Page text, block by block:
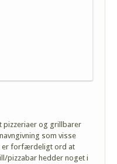
pizzeriaer og grillbarer
som visse
er forfærdeligt ord at
pizzabar hedder noget i